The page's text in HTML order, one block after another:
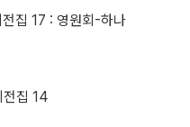
집 17 : 영원회-하나
전집 14